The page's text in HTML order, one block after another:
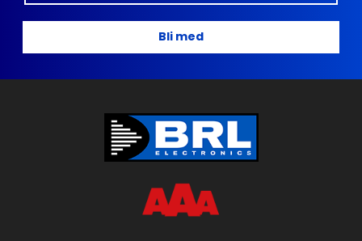
Bli med